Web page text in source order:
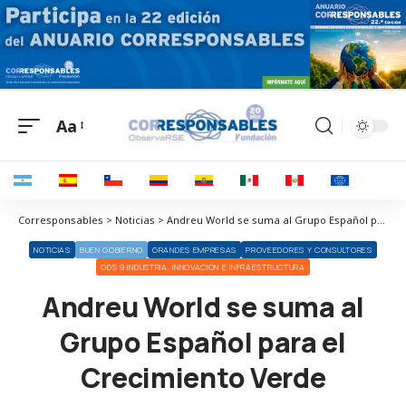
Aa
Corresponsables > Noticias > Andreu World se suma al Grupo Español para el Crecimiento Verde
NOTICIAS BUEN GOBIERNO GRANDES EMPRESAS
PROVEEDORES Y CONSULTORES
ODS 9 INDUSTRIA, INNOVACIÓN E INFRAESTRUCTURA
Andreu World se suma al
Grupo Español para el
Crecimiento Verde